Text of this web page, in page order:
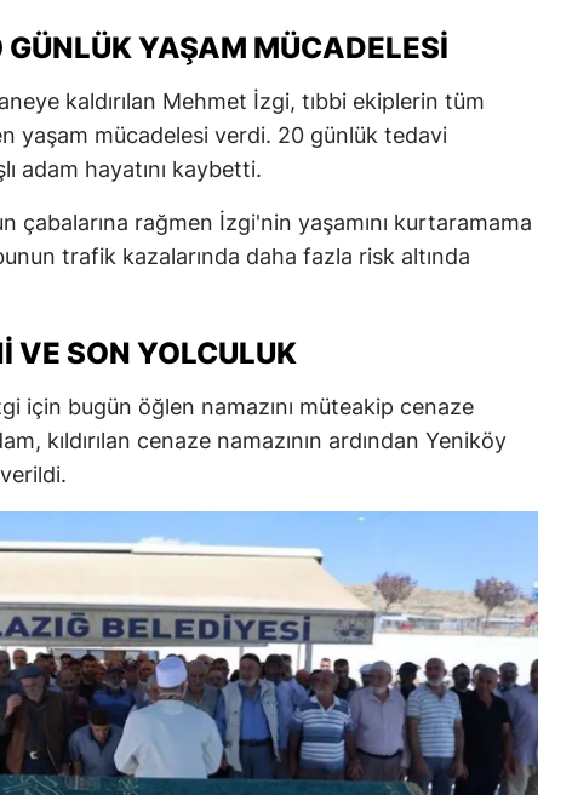
YAŞAM MÜCADELESI
kaldırılan Mehmet İzgi, tıbbi ekiplerin tüm
yaşam mücadelesi verdi. 20 günlük tedavi
adam hayatını kaybetti.
çabalarına rağmen İzgi'nin yaşamını kurtaramama
trafik kazalarında daha fazla risk altında
VE SON YOLCULUK
için bugün öğlen namazını müteakip cenaze
kıldırılan cenaze namazının ardından Yeniköy